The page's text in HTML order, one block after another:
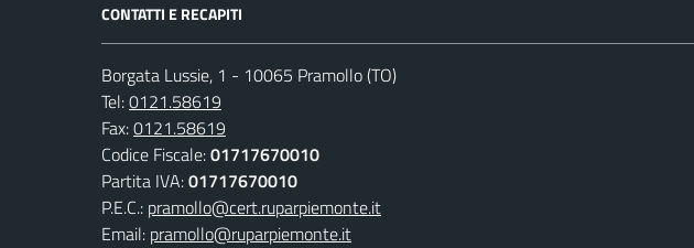
CONTATTI E RECAPITI
Borgata Lussie, 1 - 10065 Pramollo (TO)
Tel:0121.58619
Fax:0121.58619
Codice Fiscale:01717670010
Partita IVA:01717670010
P.E.C.: pramollo@cert.ruparpiemonte.it
Email: pramollo@ruparpiemonte.it